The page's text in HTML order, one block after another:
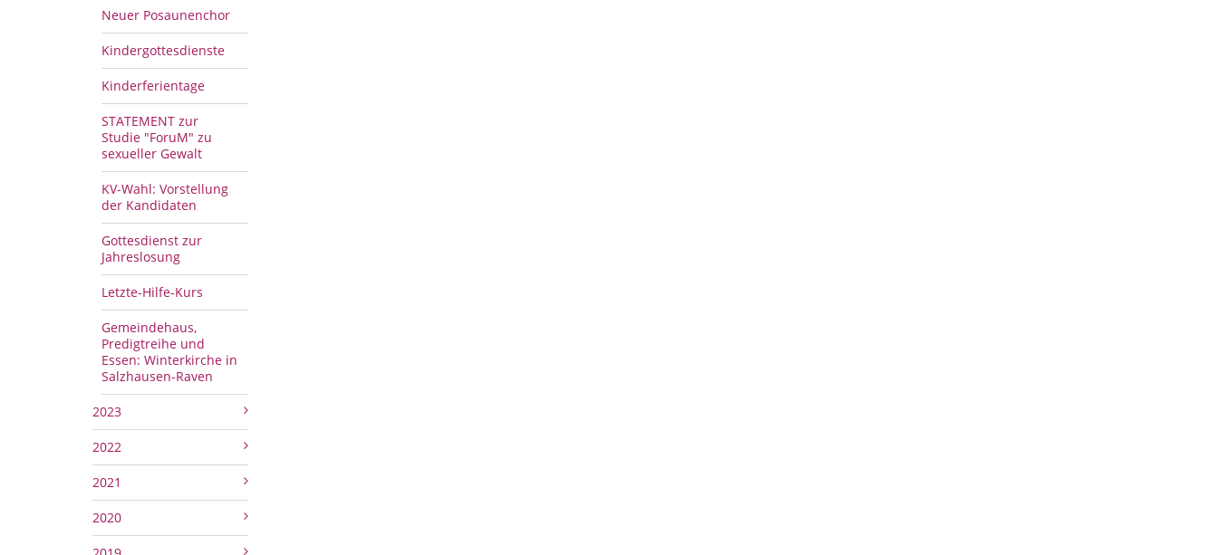
Neuer Posaunenchor
Kindergottesdienste
Kinderferientage
STATEMENT zur
Studie "ForuM" zu
sexueller Gewalt
KV-Wahl: Vorstellung
der Kandidaten
Gottesdienst zur
Jahreslosung
Letzte-Hilfe-Kurs
Gemeindehaus,
Predigtreihe und
Essen: Winterkirche in
Salzhausen-Raven
2023
2022
2021
2020